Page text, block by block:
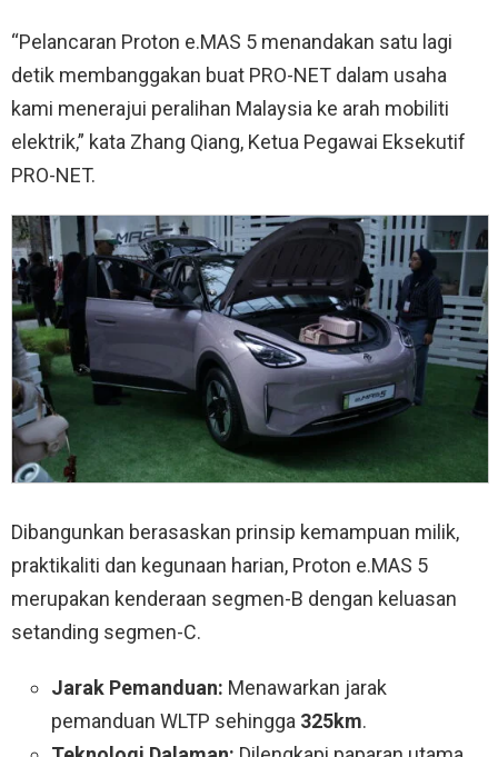
“Pelancaran Proton e.MAS 5 menandakan satu lagi
detik membanggakan buat PRO-NET dalam usaha
kami menerajui peralihan Malaysia ke arah mobiliti
elektrik,” kata Zhang Qiang, Ketua Pegawai Eksekutif
PRO-NET.
Dibangunkan berasaskan prinsip kemampuan milik,
praktikaliti dan kegunaan harian, Proton e.MAS 5
merupakan kenderaan segmen-B dengan keluasan
setanding segmen-C.
Jarak Pemanduan: Menawarkan jarak
pemanduan WLTP sehingga 325km.